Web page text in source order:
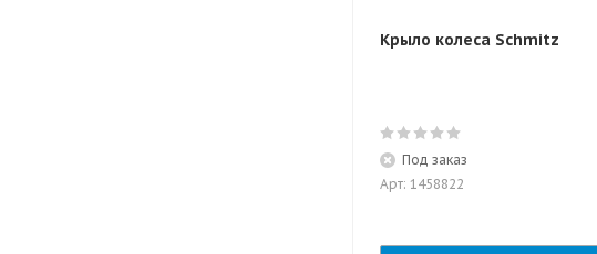
Крыло колеса Schmitz
Под заказ
Арт: 1458822